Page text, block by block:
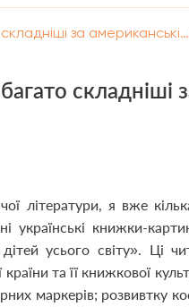
за
складніші
літератури, я вже
українські книжки-
усього світу». Ці
та її книжкової
маркерів; розвивтку